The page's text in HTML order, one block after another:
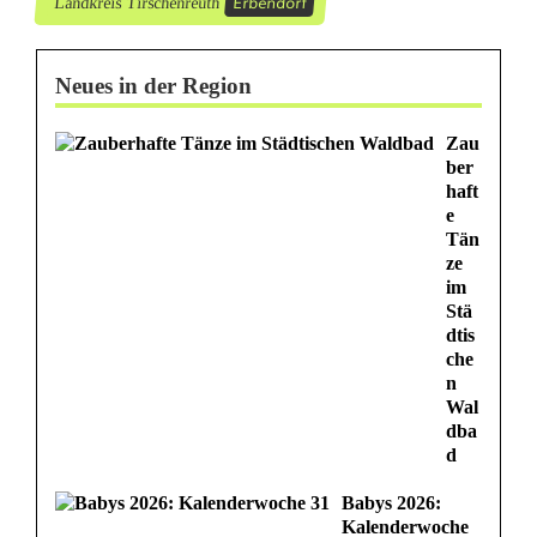
Neues in der Region
Zau
ber
haft
e
Tän
ze
im
Stä
dtis
che
n
Wal
dba
d
Babys 2026:
Kalenderwoche